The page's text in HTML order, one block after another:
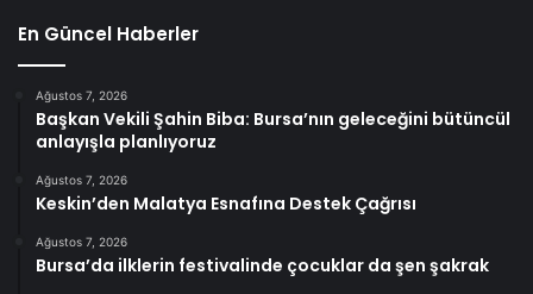
En Güncel Haberler
Ağustos 7, 2026
Başkan Vekili Şahin Biba: Bursa’nın geleceğini bütüncül
anlayışla planlıyoruz
Ağustos 7, 2026
Keskin’den Malatya Esnafına Destek Çağrısı
Ağustos 7, 2026
Bursa’da ilklerin festivalinde çocuklar da şen şakrak